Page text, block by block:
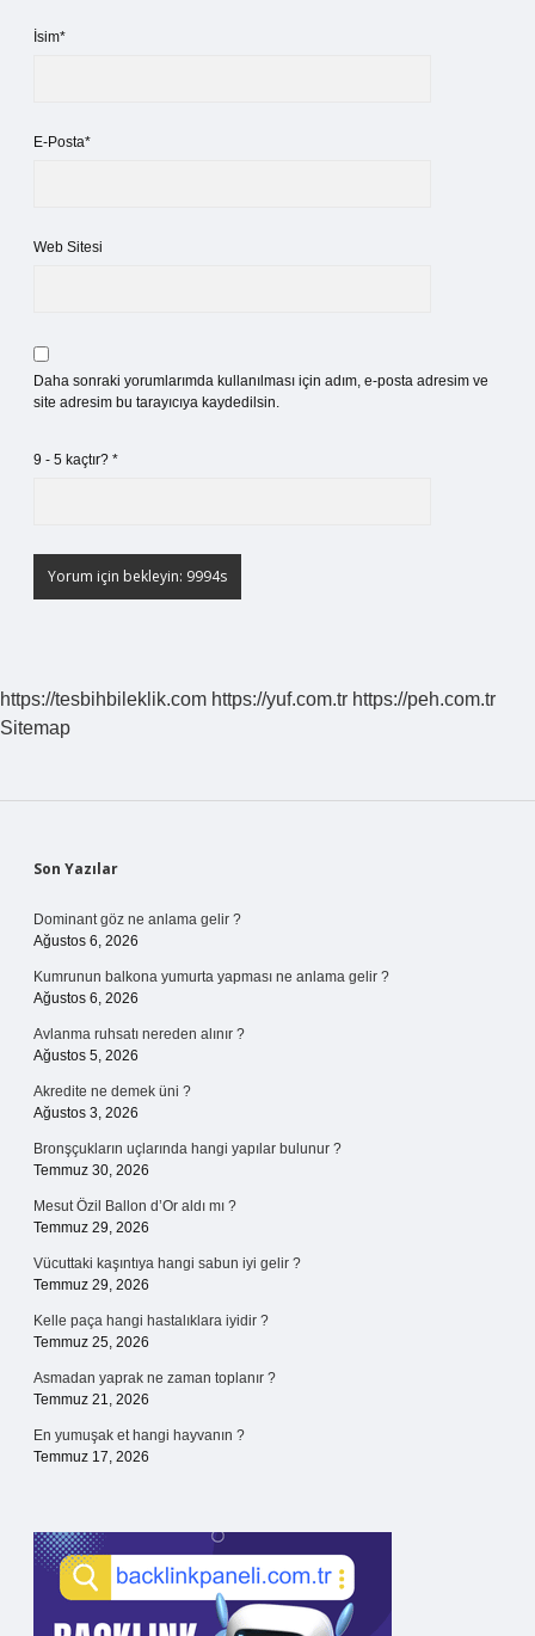
İsim*
E-Posta*
Web Sitesi
Daha sonraki yorumlarımda kullanılması için adım, e-posta adresim ve
site adresim bu tarayıcıya kaydedilsin.
9 - 5 kaçtır? *
https://tesbihbileklik.com https://yuf.com.tr https://peh.com.tr
Sitemap
Sidebar
Son Yazılar
Dominant göz ne anlama gelir ?
Ağustos 6, 2026
Kumrunun balkona yumurta yapması ne anlama gelir ?
Ağustos 6, 2026
Avlanma ruhsatı nereden alınır ?
Ağustos 5, 2026
Akredite ne demek üni ?
Ağustos 3, 2026
Bronşçukların uçlarında hangi yapılar bulunur ?
Temmuz 30, 2026
Mesut Özil Ballon d’Or aldı mı ?
Temmuz 29, 2026
Vücuttaki kaşıntıya hangi sabun iyi gelir ?
Temmuz 29, 2026
Kelle paça hangi hastalıklara iyidir ?
Temmuz 25, 2026
Asmadan yaprak ne zaman toplanır ?
Temmuz 21, 2026
En yumuşak et hangi hayvanın ?
Temmuz 17, 2026